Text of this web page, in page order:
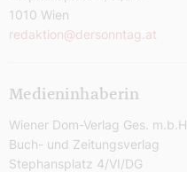
1010 Wien
redaktion@dersonntag.at
Medieninhaberin
Wiener Dom-Verlag Ges. m.b.H.
Buch- und Zeitungsverlag
Stephansplatz 4/VI/DG